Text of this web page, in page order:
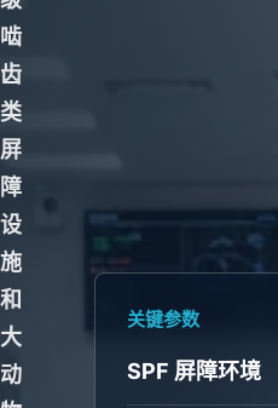
啮
齿
类
屏
障
设
施
和
大
动
关键参数
SPF 屏障环境